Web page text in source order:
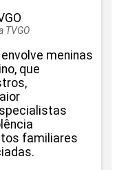
TVGO
meninas
que
familiares